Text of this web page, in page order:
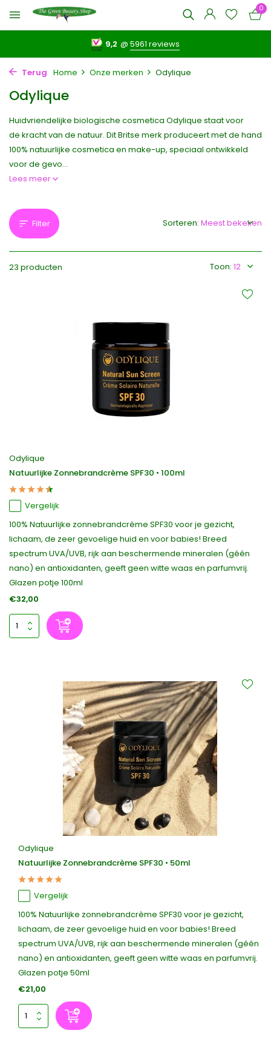
0
9,2 @5961 reviews
Terug Home Onze merken Odylique
Odylique
Huidvriendelijke biologische cosmetica Odylique staat voor
de kracht van de natuur. Dit Britse merk produceert met de hand
100% natuurlijke cosmetica en make-up, speciaal ontwikkeld
voor de gevo...
Lees meer
Filter
23 producten Toon:
Sorteren:
Odylique
Natuurlijke Zonnebrandcrème SPF30 • 100ml
Vergelijk
100% Natuurlijke zonnebrandcrème SPF30 voor je gezicht,
lichaam, de zeer gevoelige huid en voor babies! Breed
spectrum UVA/UVB, rijk aan beschermende mineralen (géén
nano) en antioxidanten, geeft geen witte waas en parfumvrij.
Glazen potje 100ml
€32,00
Odylique
Natuurlijke Zonnebrandcrème SPF30 • 50ml
Vergelijk
100% Natuurlijke zonnebrandcrème SPF30 voor je gezicht,
lichaam, de zeer gevoelige huid en voor babies! Breed
spectrum UVA/UVB, rijk aan beschermende mineralen (géén
nano) en antioxidanten, geeft geen witte waas en parfumvrij.
Glazen potje 50ml
€21,00